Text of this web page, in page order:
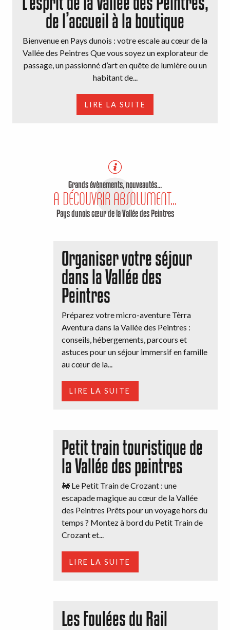
de l’accueil à la boutique
Bienvenue en Pays dunois : votre escale au cœur de la
Vallée des Peintres Que vous soyez un explorateur de
passage, un passionné d’art en quête de lumière ou un
habitant de...
LIRE LA SUITE
Grands évènements, nouveautés...
A DÉCOUVRIR ABSOLUMENT...
Pays dunois cœur de la Vallée des Peintres
Organiser votre séjour
dans la Vallée des
Peintres
Préparez votre micro-aventure Tèrra
Aventura dans la Vallée des Peintres :
conseils, hébergements, parcours et
astuces pour un séjour immersif en famille
au cœur de la...
LIRE LA SUITE
Petit train touristique de
la Vallée des peintres
🚂 Le Petit Train de Crozant : une
escapade magique au cœur de la Vallée
des Peintres Prêts pour un voyage hors du
temps ? Montez à bord du Petit Train de
Crozant et...
LIRE LA SUITE
Les Foulées du Rail